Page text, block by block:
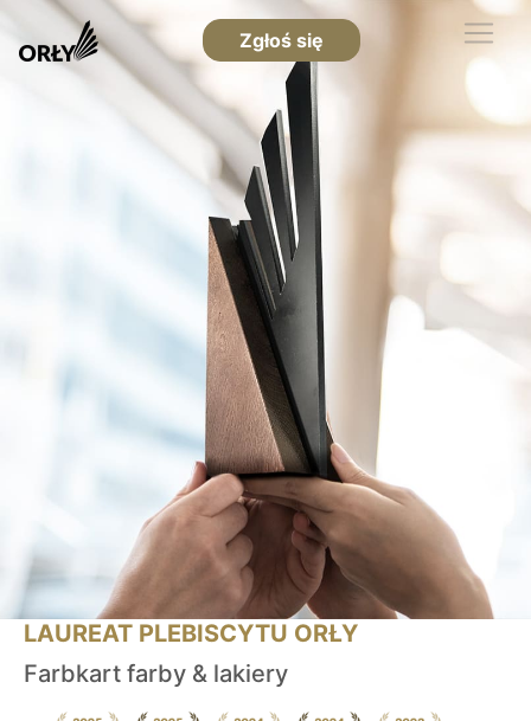
Zgłoś się
LAUREAT PLEBISCYTU ORŁY
Farbkart farby & lakiery